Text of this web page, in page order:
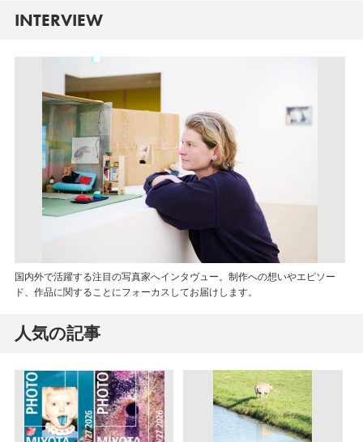
INTERVIEW
国内外で活躍する注目の写真家へインタヴュー。制作への想いやエピソー
ド、作品に関することにフォーカスしてお届けします。
人気の記事